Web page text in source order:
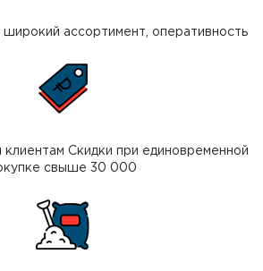
ассортимент, оперативность
клиентам Скидки при единовременной
свыше 30 000